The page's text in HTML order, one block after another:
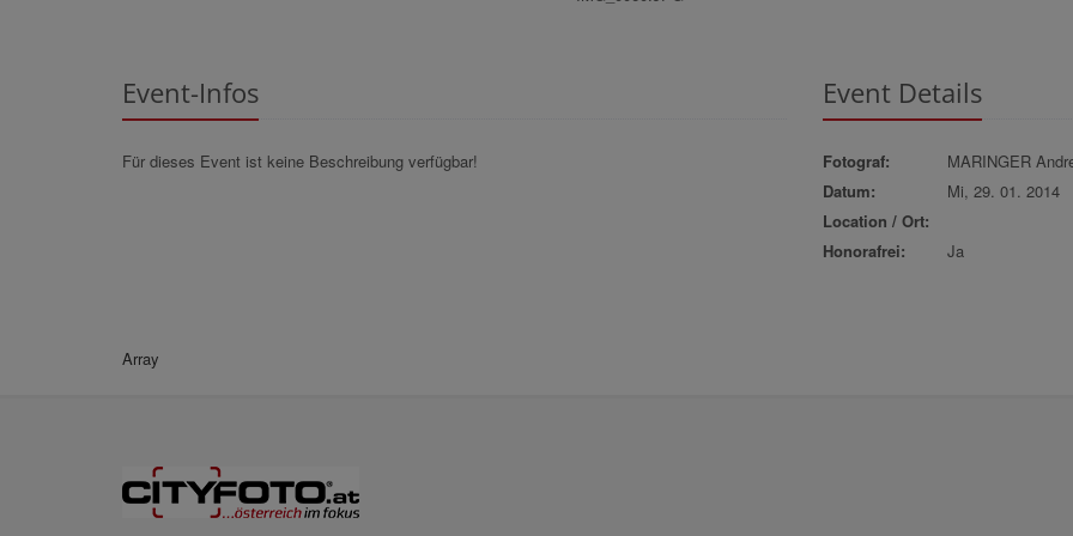
Event-Infos
Für dieses Event ist keine Beschreibung verfügbar!
Event Details
Fotograf:
MARINGER
Datum:
Mi, 29. 01. 2014
Location / Ort:
Honorafrei:
Ja
Array